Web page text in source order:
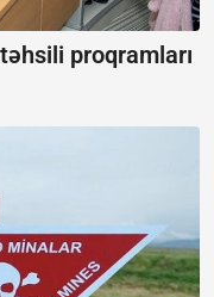
proqramları